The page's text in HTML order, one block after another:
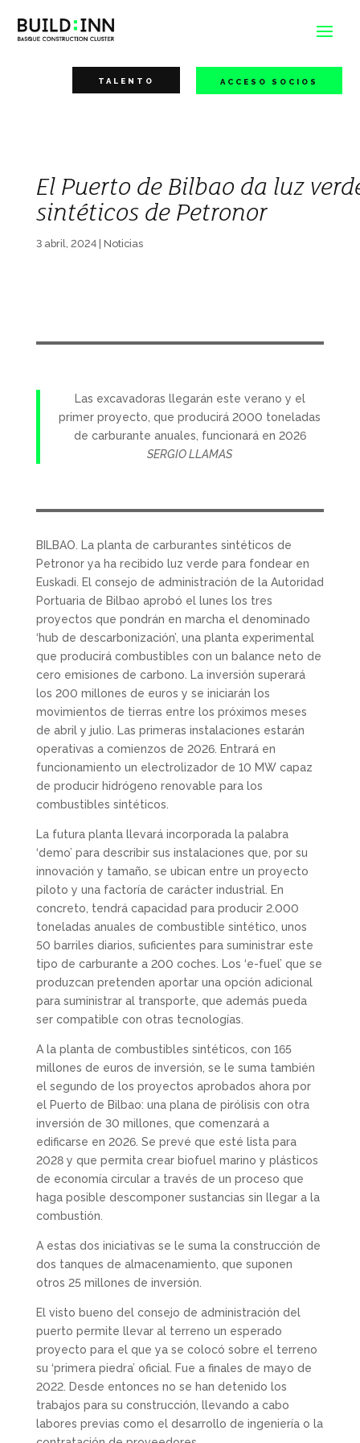
TALENTO ACCESO SOCIOS
El Puerto de Bilbao da luz
sintéticos de Petronor
3 abril, 2024| Noticias
Las excavadoras llegarán este verano y el
primer proyecto, que producirá 2000 toneladas
de carburante anuales, funcionará en 2026
SERGIO LLAMAS
BILBAO. La planta de carburantes sintéticos de
Petronor ya ha recibido luz verde para fondear en
Euskadi. El consejo de administración de la Autoridad
Portuaria de Bilbao aprobó el lunes los tres
proyectos que pondrán en marcha el denominado
‘hub de descarbonización’, una planta experimental
que producirá combustibles con un balance neto de
cero emisiones de carbono. La inversión superará
los 200 millones de euros y se iniciarán los
movimientos de tierras entre los próximos meses
de abril y julio. Las primeras instalaciones estarán
operativas a comienzos de 2026. Entrará en
funcionamiento un electrolizador de 10 MW capaz
de producir hidrógeno renovable para los
combustibles sintéticos.
La futura planta llevará incorporada la palabra
‘demo’ para describir sus instalaciones que, por su
innovación y tamaño, se ubican entre un proyecto
piloto y una factoría de carácter industrial. En
concreto, tendrá capacidad para producir 2.000
toneladas anuales de combustible sintético, unos
50 barriles diarios, suficientes para suministrar este
tipo de carburante a 200 coches. Los ‘e-fuel’ que se
produzcan pretenden aportar una opción adicional
para suministrar al transporte, que además pueda
ser compatible con otras tecnologías.
A la planta de combustibles sintéticos, con 165
millones de euros de inversión, se le suma también
el segundo de los proyectos aprobados ahora por
el Puerto de Bilbao: una plana de pirólisis con otra
inversión de 30 millones, que comenzará a
edificarse en 2026. Se prevé que esté lista para
2028 y que permita crear biofuel marino y plásticos
de economía circular a través de un proceso que
haga posible descomponer sustancias sin llegar a la
combustión.
A estas dos iniciativas se le suma la construcción de
dos tanques de almacenamiento, que suponen
otros 25 millones de inversión.
El visto bueno del consejo de administración del
puerto permite llevar al terreno un esperado
proyecto para el que ya se colocó sobre el terreno
su ‘primera piedra’ oficial. Fue a finales de mayo de
2022. Desde entonces no se han detenido los
trabajos para su construcción, llevando a cabo
labores previas como el desarrollo de ingeniería o la